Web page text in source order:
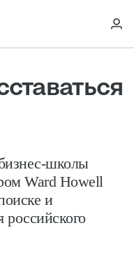
школы
Ward Howell
и
российского